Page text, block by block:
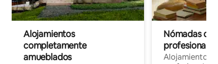
Alojamientos
completamente
amueblados
Nómadas
Alojamientos